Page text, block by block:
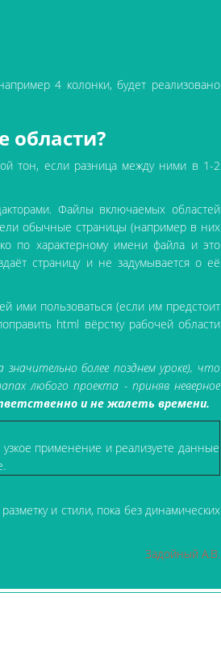
4 колонки, будет реализовано
тон, если разница между ними в 1-2
Файлы включаемых областей
обычные страницы (например в них
по характерному имени файла и это
страницу и не задумывается о её
ими пользоваться (если им предстоит
html вёрстку рабочей области
более позднем уроке), что
любого проекта - приняв неверное
и не жалеть времени.
применение и реализуете данные
и стили, пока без динамических
Задойный А.В.